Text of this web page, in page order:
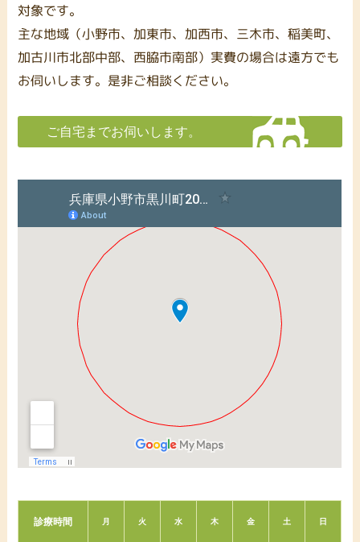
対象です。
主な地域（小野市、加東市、加西市、三木市、稲美町、
加古川市北部中部、西脇市南部）実費の場合は遠方でも
お伺いします。是非ご相談ください。
ご自宅までお伺いします。
診療時間 月 火 水 木 金 土 日